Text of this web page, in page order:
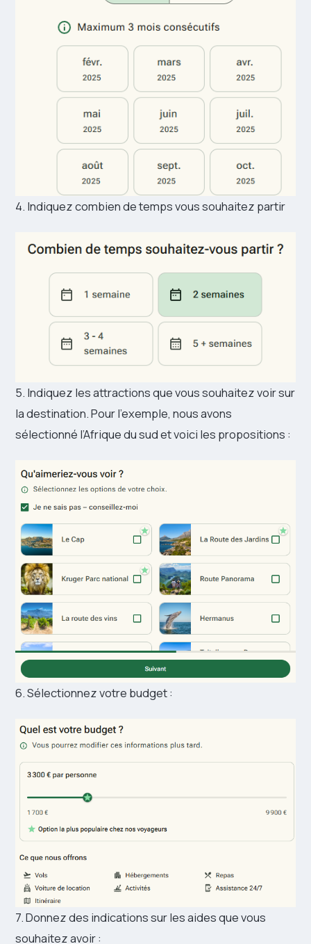
4. Indiquez combien de temps vous souhaitez partir
5. Indiquez les attractions que vous souhaitez voir sur
la destination. Pour l’exemple, nous avons
sélectionné l’Afrique du sud et voici les propositions :
6. Sélectionnez votre budget :
7. Donnez des indications sur les aides que vous
souhaitez avoir :